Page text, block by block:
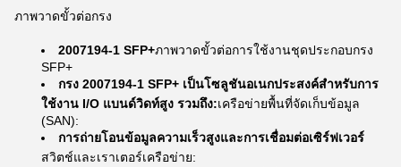
ภาพวาดขั้วต่อกรง
2007194-1 SFP+ภาพวาดขั้วต่อการใช้งานชุดประกอบกรง
SFP+
กรง 2007194-1 SFP+ เป็นโซลูชันอเนกประสงค์สำหรับการ
ใช้งาน I/O แบนด์วิดท์สูง รวมถึง:เครือข่ายพื้นที่จัดเก็บข้อมูล
(SAN):
การถ่ายโอนข้อมูลความเร็วสูงและการเชื่อมต่อเซิร์ฟเวอร์
สวิตช์และเราเตอร์เครือข่าย: